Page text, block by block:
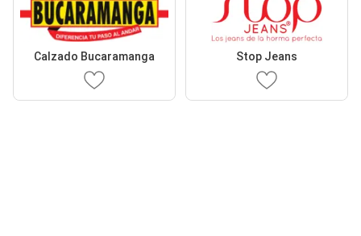
Calzado Bucaramanga Stop Jeans